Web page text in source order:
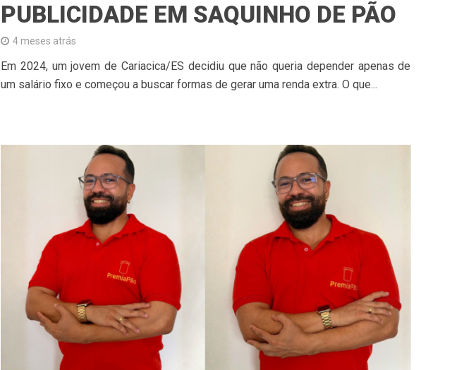
PUBLICIDADE EM SAQUINHO DE PÃO
4 meses atrás
Em 2024, um jovem de Cariacica/ES decidiu que não queria depender apenas de
um salário fixo e começou a buscar formas de gerar uma renda extra. O que...